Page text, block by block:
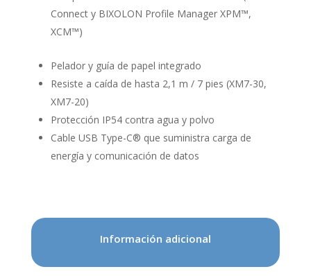
Connect y BIXOLON Profile Manager XPM™,
XCM™)
Pelador y guía de papel integrado
Resiste a caída de hasta 2,1 m / 7 pies (XM7-30,
XM7-20)
Protección IP54 contra agua y polvo
Cable USB Type-C® que suministra carga de
energía y comunicación de datos
Información adicional